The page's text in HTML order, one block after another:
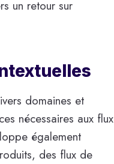
un retour sur
domaines et
nécessaires aux flux
également
des flux de